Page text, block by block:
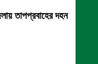
তাপপ্রবাহের দহন